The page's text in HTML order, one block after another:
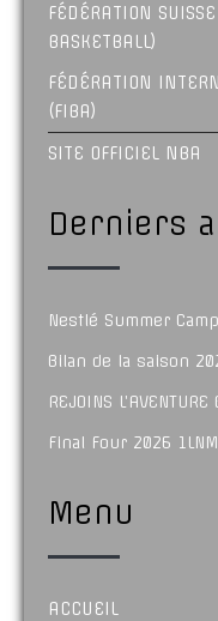
FÉDÉRATION
BASKETBALL)
FÉDÉRATION
(FIBA)
SITE OFFICIEL NBA
Derniers
Nestlé Summer
Bilan de la saison
REJOINS L’AVENTURE
Final Four 2026
Menu
ACCUEIL